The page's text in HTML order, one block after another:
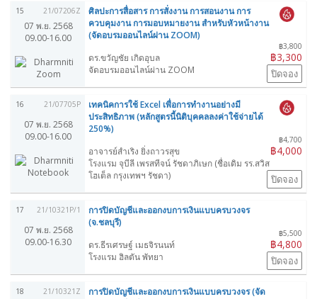
15 21/07206Z
07 พ.ย. 2568
09.00-16.00
ศิลปะการสื่อสาร การสั่งงาน การสอนงาน การ
ควบคุมงาน การมอบหมายงาน สำหรับหัวหน้างาน
(จัดอบรมออนไลน์ผ่าน ZOOM)
฿3,800
฿3,300
ดร.ขวัญชัย เกิดอุบล
จัดอบรมออนไลน์ผ่าน ZOOM
ปิดจอง
16 21/07705P
07 พ.ย. 2568
09.00-16.00
เทคนิคการใช้ Excel เพื่อการทำงานอย่างมี
ประสิทธิภาพ (หลักสูตรนี้นิติบุคคลลงค่าใช้จ่ายได้
250%)
฿4,700
฿4,000
อาจารย์สำเริง ยิ่งถาวรสุข
โรงแรม จุบีลี เพรสทีจน์ รัชดาภิเษก (ชื่อเดิม รร.สวิส
โฮเต็ล กรุงเทพฯ รัชดา)
ปิดจอง
17 21/10321P/1
07 พ.ย. 2568
09.00-16.30
การปิดบัญชีและออกงบการเงินแบบครบวงจร
(จ.ชลบุรี)
฿5,500
฿4,800
ดร.ธีรเศรษฐ์ เมธจิรนนท์
โรงแรม ฮิลตัน พัทยา
ปิดจอง
18 21/10321Z
การปิดบัญชีและออกงบการเงินแบบครบวงจร (จัด